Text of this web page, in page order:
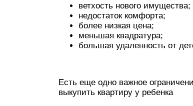
ветхость нового имущества;
недостаток комфорта;
более низкая цена;
меньшая квадратура;
большая удаленность от
Есть еще одно важное
выкупить квартиру у ребенка